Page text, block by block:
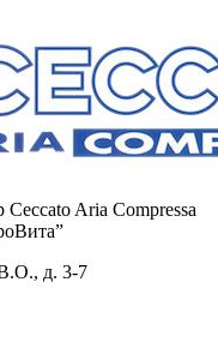
Aria Compressa
д. 3-7